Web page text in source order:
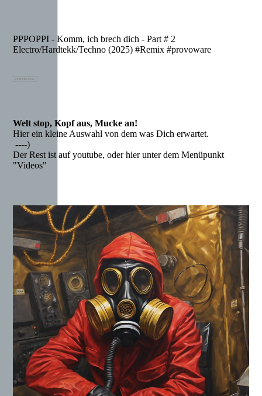
PPPOPPI - Komm, ich brech dich - Part # 2
Electro/Hardtekk/Techno (2025) #Remix #provoware
Welt stop, Kopf aus, Mucke an!
Hier ein kleine Auswahl von dem was Dich erwartet.
----)
Der Rest ist auf youtube, oder hier unter dem Menüpunkt
"Videos"